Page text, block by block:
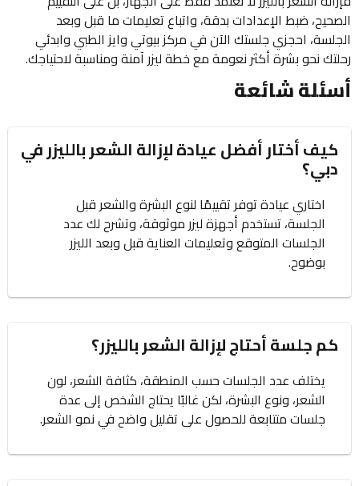
الصحيح، ضبط الإعدادات بدقة، واتباع تعليمات ما قبل وبعد
الجلسة، احجزي جلستك الآن في مركز بيوتي وايز الطبي وابدئي
رحلتك نحو بشرة أكثر نعومة مع خطة ليزر آمنة ومناسبة لاحتياجك.
أسئلة شائعة
كيف أختار أفضل عيادة لإزالة الشعر بالليزر في
دبي؟
اختاري عيادة توفر تقييمًا لنوع البشرة والشعر قبل
الجلسة، تستخدم أجهزة ليزر موثوقة، وتشرح لك عدد
الجلسات المتوقع وتعليمات العناية قبل وبعد الليزر
بوضوح.
كم جلسة أحتاج لإزالة الشعر بالليزر؟
يختلف عدد الجلسات حسب المنطقة، كثافة الشعر، لون
الشعر، ونوع البشرة، لكن غالبًا يحتاج الشخص إلى عدة
جلسات متتابعة للحصول على تقليل واضح في نمو الشعر.